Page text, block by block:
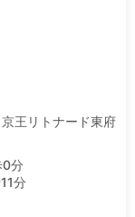
王リトナード東府
0分
分